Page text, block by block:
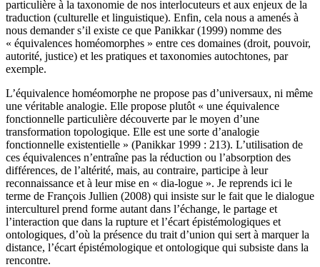
particulière à la taxonomie de nos interlocuteurs et aux enjeux de la
traduction (culturelle et linguistique). Enfin, cela nous a amenés à
nous demander s’il existe ce que Panikkar (1999) nomme des
« équivalences homéomorphes » entre ces domaines (droit, pouvoir,
autorité, justice) et les pratiques et taxonomies autochtones, par
exemple.
L’équivalence homéomorphe ne propose pas d’universaux, ni même
une véritable analogie. Elle propose plutôt « une équivalence
fonctionnelle particulière découverte par le moyen d’une
transformation topologique. Elle est une sorte d’analogie
fonctionnelle existentielle » (Panikkar 1999 : 213). L’utilisation de
ces équivalences n’entraîne pas la réduction ou l’absorption des
différences, de l’altérité, mais, au contraire, participe à leur
reconnaissance et à leur mise en « dia-logue ». Je reprends ici le
terme de François Jullien (2008) qui insiste sur le fait que le dialogue
interculturel prend forme autant dans l’échange, le partage et
l’interaction que dans la rupture et l’écart épistémologiques et
ontologiques, d’où la présence du trait d’union qui sert à marquer la
distance, l’écart épistémologique et ontologique qui subsiste dans la
rencontre.